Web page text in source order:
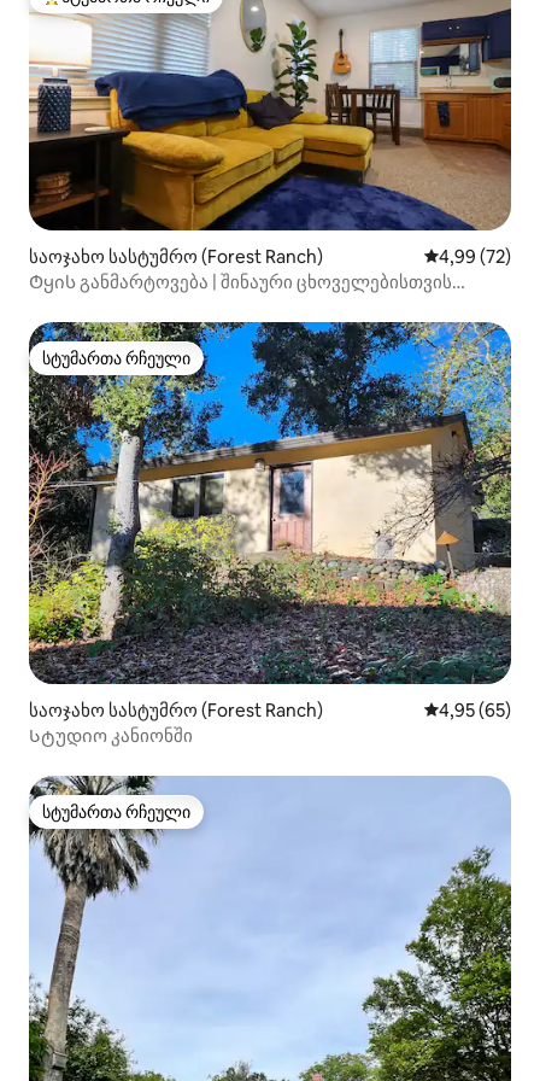
სტუმართა რჩეული მოწინავე ვარიანტი
საოჯახო სასტუმრო (Forest Ranch) საშუალო
4,99 (72)
Ტყის განმარტოვება | შინაური ცხოველებისთვის
სტუმართა რჩეული
სტუმართა რჩეული
საოჯახო სასტუმრო (Forest Ranch) საშუალო
4,95 (65)
Სტუდიო კანიონში
სტუმართა რჩეული
სტუმართა რჩეული